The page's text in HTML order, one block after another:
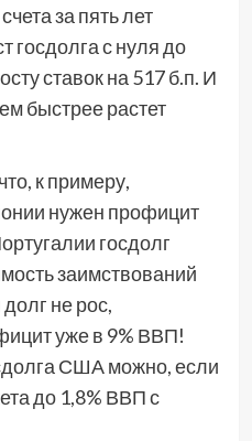
за пять лет
госдолга с нуля до
ставок на 517 б.п. И
быстрее растет
к примеру,
нужен профицит
госдолг
заимствований
не рос,
уже в 9% ВВП!
США можно, если
до 1,8% ВВП с